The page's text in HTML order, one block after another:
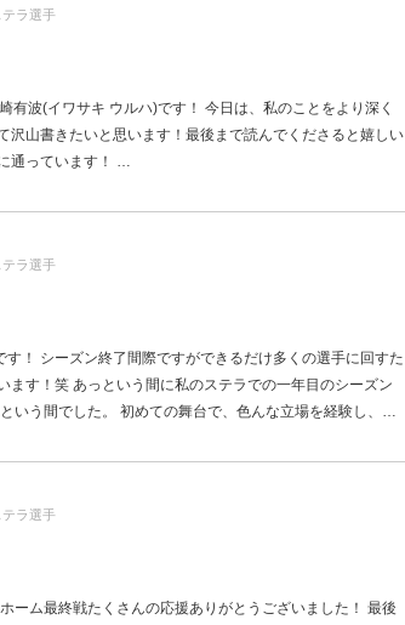
テラ選手
有波(イワサキ ウルハ)です！ 今日は、私のことをより深く
沢山書きたいと思います！最後まで読んでくださると嬉しい
通っています！ …
テラ選手
！ シーズン終了間際ですができるだけ多くの選手に回すた
ます！笑 あっという間に私のステラでの一年目のシーズン
いう間でした。 初めての舞台で、色んな立場を経験し、…
テラ選手
ーム最終戦たくさんの応援ありがとうございました！ 最後